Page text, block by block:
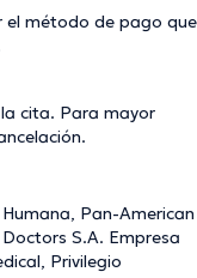
el método de pago que
cita. Para mayor
.
Pan-American
S.A. Empresa
Privilegio